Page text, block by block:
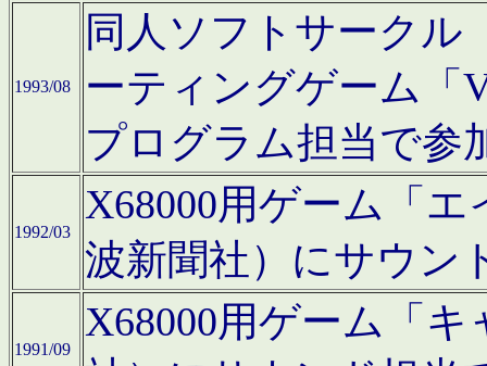
1993/08
同人ソフトサークル
ーティングゲーム「
プログラム担当で参
1992/03
X68000用ゲーム「
波新聞社）にサウン
1991/09
X68000用ゲーム「